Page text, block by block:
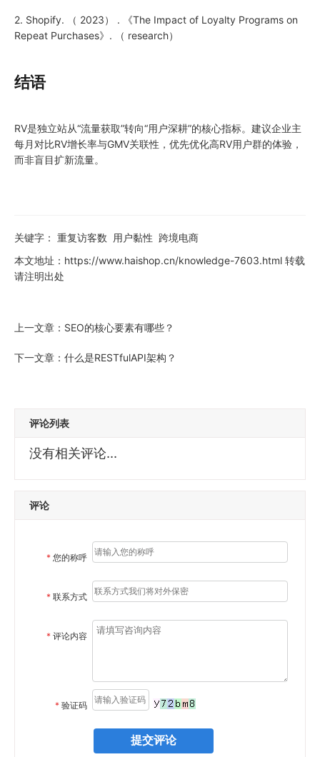
2. Shopify. （ 2023） . 《The Impact of Loyalty Programs on
Repeat Purchases》. （ research）
结语
RV是独立站从“流量获取”转向“用户深耕”的核心指标。建议企业主
每月对比RV增长率与GMV关联性，优先优化高RV用户群的体验，
而非盲目扩新流量。
关键字： 重复访客数 用户黏性 跨境电商
本文地址： https://www.haishop.cn/knowledge-7603.html 转载
请注明出处
上一文章： SEO的核心要素有哪些？
下一文章： 什么是RESTfulAPI架构？
评论列表
没有相关评论...
评论
* 您的称呼
* 联系方式
* 评论内容
* 验证码